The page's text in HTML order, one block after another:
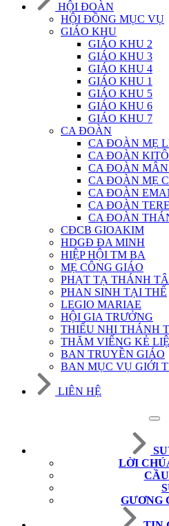
HỘI ĐOÀN
HỘI ĐỒNG MỤC VỤ
GIÁO KHU
GIÁO KHU 2
GIÁO KHU 3
GIÁO KHU 4
GIÁO KHU 1
GIÁO KHU 5
GIÁO KHU 6
GIÁO KHU 7
CA ĐOÀN
CA ĐOÀN MẸ
CA ĐOÀN
CA ĐOÀN
CA ĐOÀN MẸ
CA ĐOÀN
CA ĐOÀN
CA ĐOÀN
CĐCB GIOAKIM
HDGĐ ĐA MINH
HIỆP HỘI TM BA
MẸ CÔNG GIÁO
PHẠT TẠ THÁNH
PHAN SINH TẠI THẾ
LEGIO MARIAE
HỘI GIA TRƯỞNG
THIẾU NHI THÁNH
THĂM VIẾNG KẺ
BAN TRUYỀN GIÁO
BAN MỤC VỤ GIỚI
LIÊN HỆ
LỜI
GƯƠNG